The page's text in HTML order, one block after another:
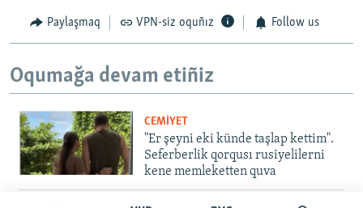
Paylaşmaq VPN-siz oquñız Follow us
Oqumağa devam etiñiz
CEMİYET
"Er şeyni eki künde taşlap kettim".
Seferberlik qorqusı rusiyelilerni
kene memleketten quva